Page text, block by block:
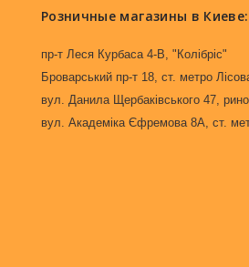
Розничные магазины в Киеве:
пр-т Леся Курбаса 4-В, "Колібріс"
Броварський пр-т 18, ст. метро
вул. Данила Щербаківського 47,
вул. Академіка Єфремова 8А, ст.